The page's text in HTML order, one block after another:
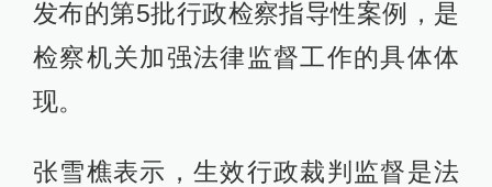
发布的第5批行政检察指导性案例，是
检察机关加强法律监督工作的具体体
现。
张雪樵表示，生效行政裁判监督是法